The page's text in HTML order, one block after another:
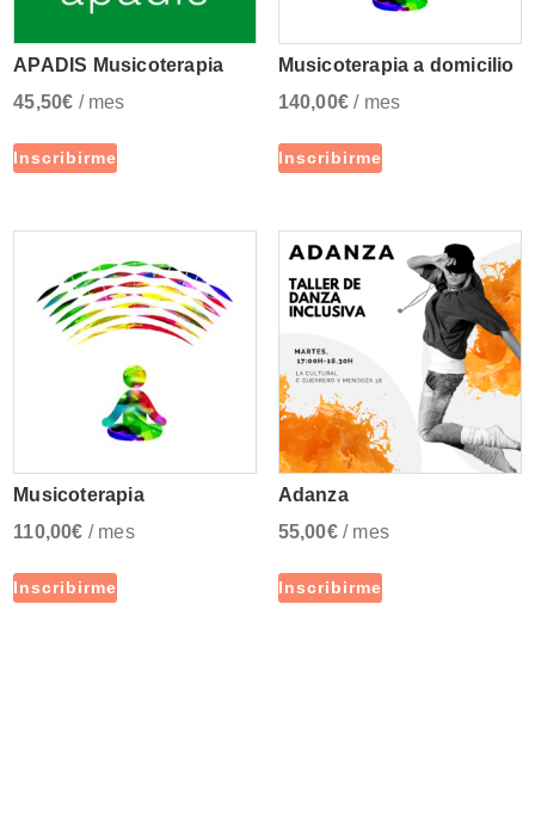
APADIS Musicoterapia
45,50€ / mes
Inscribirme
Musicoterapia a domicilio
140,00€ / mes
Inscribirme
Musicoterapia
110,00€ / mes
Inscribirme
Adanza
55,00€ / mes
Inscribirme